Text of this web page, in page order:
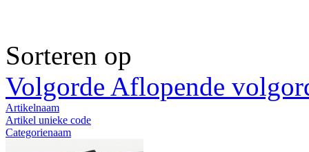
Sorteren op
Volgorde Aflopende
Artikelnaam
Artikel unieke code
Categorienaam